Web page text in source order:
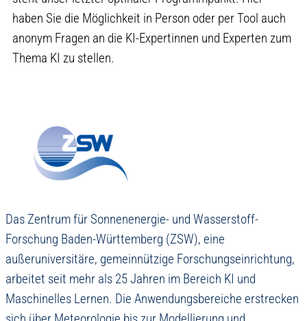
haben Sie die Möglichkeit in Person oder per Tool auch
anonym Fragen an die KI-Expertinnen und Experten zum
Thema KI zu stellen.
Das Zentrum für Sonnenenergie- und Wasserstoff-
Forschung Baden-Württemberg (ZSW), eine
außeruniversitäre, gemeinnützige Forschungseinrichtung,
arbeitet seit mehr als 25 Jahren im Bereich KI und
Maschinelles Lernen. Die Anwendungsbereiche erstrecken